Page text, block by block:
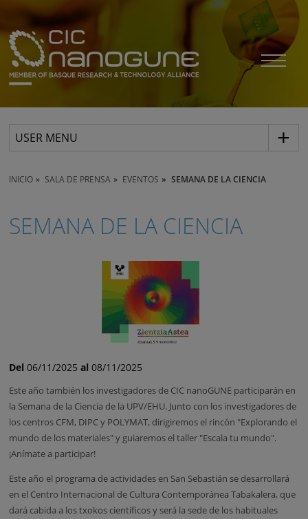
USER MENU
INICIO SALA DE PRENSA EVENTOS SEMANA DE LA CIENCIA
SEMANA DE LA CIENCIA
Del 06/11/2025 al 08/11/2025
Este año también los investigadores de CIC nanoGUNE participarán en
la Semana de la Ciencia de la UPV/EHU. Junto con los investigadores de
los centros CFM, DIPC y POLYMAT, dirigiremos el rincón "Explorando el
mundo de los materiales" y guiaremos el taller "Escala tu mundo".
¡Anímate a participar!
Este año el programa de actividades en San Sebastián se desarrollará
en el Centro Internacional de Cultura Contemporánea Tabakalera, que
dará cabida a los txokos científicos y será la sede de los habituales